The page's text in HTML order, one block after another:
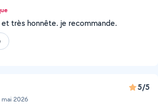
très honnête. je recommande.
2026
5/5